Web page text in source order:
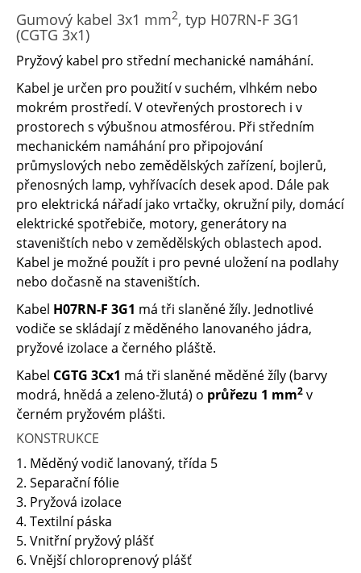
Gumový kabel 3x1 mm2, typ H07RN-F 3G1
(CGTG 3x1)
Pryžový kabel pro střední mechanické namáhání.
Kabel je určen pro použití v suchém, vlhkém nebo
mokrém prostředí. V otevřených prostorech i v
prostorech s výbušnou atmosférou. Při středním
mechanickém namáhání pro připojování
průmyslových nebo zemědělských zařízení, bojlerů,
přenosných lamp, vyhřívacích desek apod. Dále pak
pro elektrická nářadí jako vrtačky, okružní pily, domácí
elektrické spotřebiče, motory, generátory na
staveništích nebo v zemědělských oblastech apod.
Kabel je možné použít i pro pevné uložení na podlahy
nebo dočasně na staveništích.
Kabel H07RN-F 3G1 má tři slaněné žíly. Jednotlivé
vodiče se skládají z měděného lanovaného jádra,
pryžové izolace a černého pláště.
Kabel CGTG 3Cx1 má tři slaněné měděné žíly (barvy
modrá, hnědá a zeleno-žlutá) o průřezu 1 mm2 v
černém pryžovém plášti.
KONSTRUKCE
1. Měděný vodič lanovaný, třída 5
2. Separační fólie
3. Pryžová izolace
4. Textilní páska
5. Vnitřní pryžový plášť
6. Vnější chloroprenový plášť